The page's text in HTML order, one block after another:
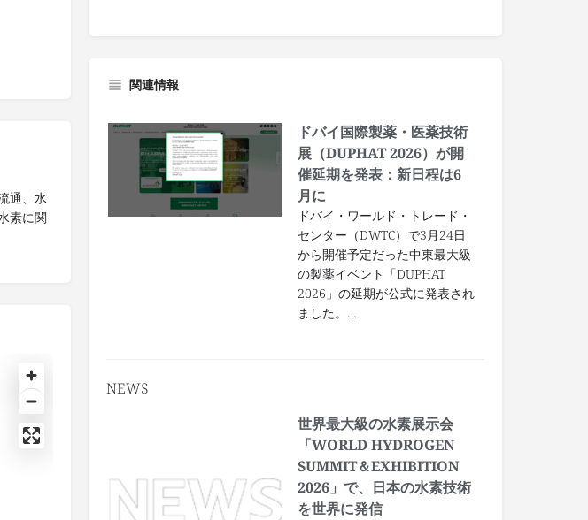
通、水
素に関
関連情報
ドバイ国際製薬・医薬技術
展（DUPHAT 2026）が開
催延期を発表：新日程は6
月に
ドバイ・ワールド・トレード・
センター（DWTC）で3月24日
から開催予定だった中東最大級
の製薬イベント「DUPHAT
2026」の延期が公式に発表され
ました。…
NEWS
世界最大級の水素展示会
「WORLD HYDROGEN
SUMMIT＆EXHIBITION
2026」で、日本の水素技術
を世界に発信